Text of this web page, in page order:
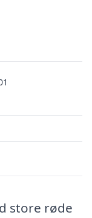
store røde